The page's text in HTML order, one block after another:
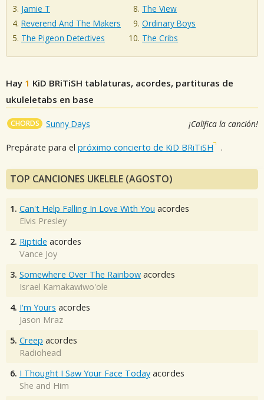
Jamie T
Reverend And The Makers
The Pigeon Detectives
The View
Ordinary Boys
The Cribs
Hay 1 KiD BRiTiSH tablaturas, acordes, partituras de
ukuleletabs en base
CHORDS Sunny Days ¡Califica la canción!
Prepárate para el próximo concierto de KiD BRiTiSH .
TOP CANCIONES UKELELE (AGOSTO)
1. Can't Help Falling In Love With You acordes
Elvis Presley
2. Riptide acordes
Vance Joy
3. Somewhere Over The Rainbow acordes
Israel Kamakawiwo'ole
4. I'm Yours acordes
Jason Mraz
5. Creep acordes
Radiohead
6. I Thought I Saw Your Face Today acordes
She and Him